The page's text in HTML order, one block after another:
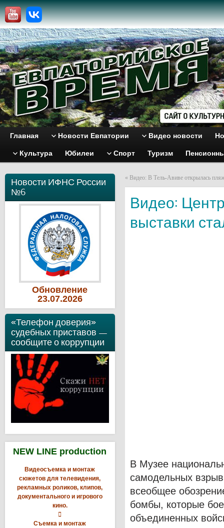
Главная Новости Евпатории Видео новости
Культура Юбилеи Спорт Туризм
Новости ИФНС России
№6
Обновление
23.07.2026
«Телефон доверия»
судебных приставов —
сообщите о коррупции
NEW LINE production
Видеосъемка и монтаж
сюжетов для телевидения,
рекламных роликов, клипов,
документального и игрового
кино.

Съемка и монтаж
« Видео: В Тель-Авиве открылась
Видео:
выставки
В Музее
самодельных
всеобщее
бомбы, которые
объединенных